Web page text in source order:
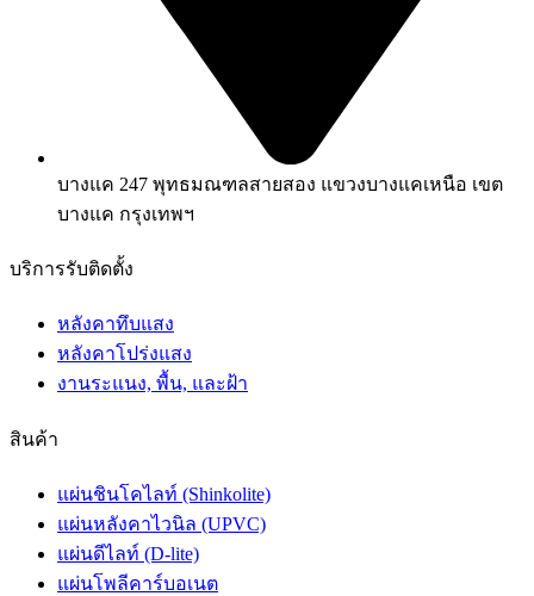
บางแค 247 พุทธมณฑลสายสอง แขวงบางแคเหนือ เขต
บางแค กรุงเทพฯ
บริการรับติดตั้ง
หลังคาทึบแสง
หลังคาโปร่งแสง
งานระแนง, พื้น, และฝ้า
สินค้า
แผ่นชินโคไลท์ (Shinkolite)
แผ่นหลังคาไวนิล (UPVC)
แผ่นดีไลท์ (D-lite)
แผ่นโพลีคาร์บอเนต